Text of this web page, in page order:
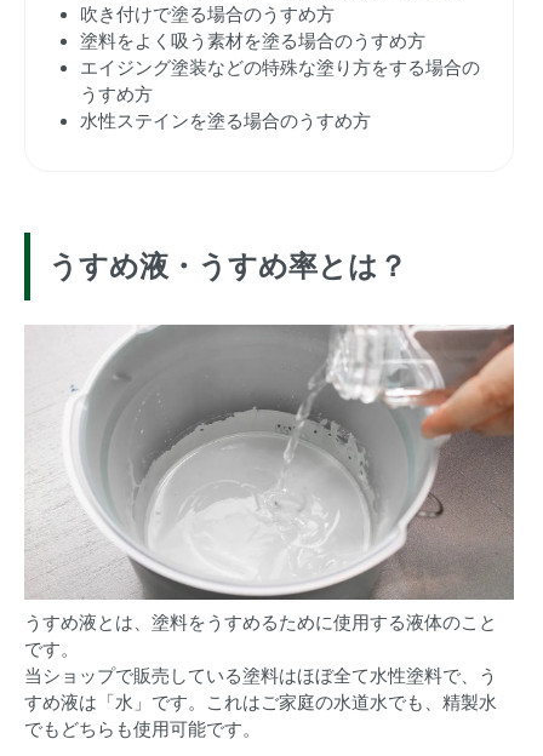
吹き付けで塗る場合のうすめ方
塗料をよく吸う素材を塗る場合のうすめ方
エイジング塗装などの特殊な塗り方をする場合の
うすめ方
水性ステインを塗る場合のうすめ方
うすめ液・うすめ率とは？
うすめ液とは、塗料をうすめるために使用する液体のこと
です。
当ショップで販売している塗料はほぼ全て水性塗料で、う
すめ液は「水」です。これはご家庭の水道水でも、精製水
でもどちらも使用可能です。